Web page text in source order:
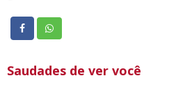
Saudades de ver você